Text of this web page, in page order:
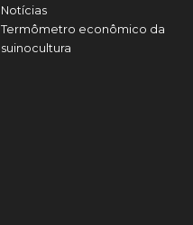
Notícias
Termômetro econômico da
suinocultura